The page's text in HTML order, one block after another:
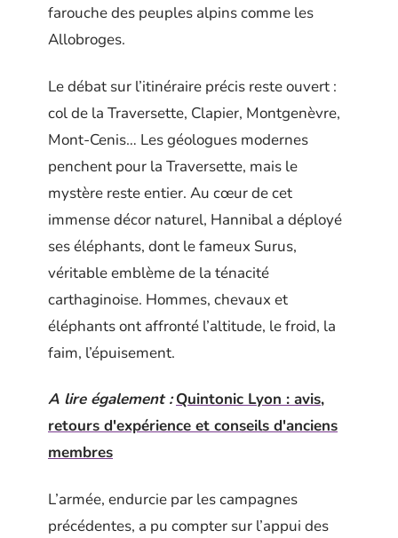
farouche des peuples alpins comme les
Allobroges.
Le débat sur l’itinéraire précis reste ouvert :
col de la Traversette, Clapier, Montgenèvre,
Mont-Cenis… Les géologues modernes
penchent pour la Traversette, mais le
mystère reste entier. Au cœur de cet
immense décor naturel, Hannibal a déployé
ses éléphants, dont le fameux Surus,
véritable emblème de la ténacité
carthaginoise. Hommes, chevaux et
éléphants ont affronté l’altitude, le froid, la
faim, l’épuisement.
A lire également : Quintonic Lyon : avis,
retours d'expérience et conseils d'anciens
membres
L’armée, endurcie par les campagnes
précédentes, a pu compter sur l’appui des